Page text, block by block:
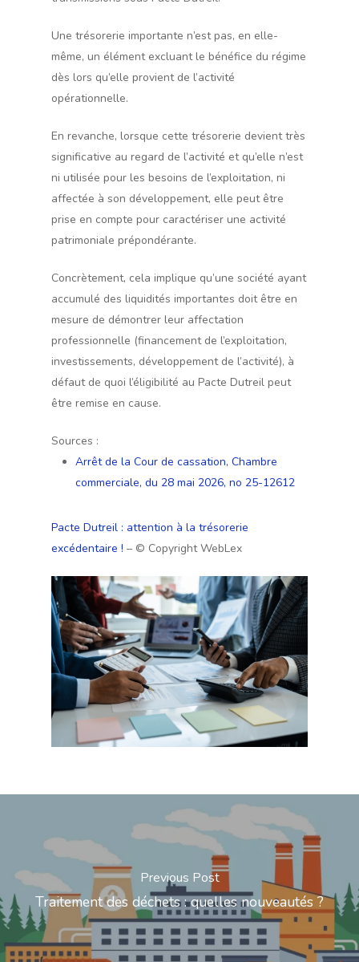
Une trésorerie importante n’est pas, en elle-
même, un élément excluant le bénéfice du régime
dès lors qu’elle provient de l’activité
opérationnelle.
En revanche, lorsque cette trésorerie devient très
significative au regard de l’activité et qu’elle n’est
ni utilisée pour les besoins de l’exploitation, ni
affectée à son développement, elle peut être
prise en compte pour caractériser une activité
patrimoniale prépondérante.
Concrètement, cela implique qu’une société ayant
accumulé des liquidités importantes doit être en
mesure de démontrer leur affectation
professionnelle (financement de l’exploitation,
investissements, développement de l’activité), à
défaut de quoi l’éligibilité au Pacte Dutreil peut
être remise en cause.
Sources :
Arrêt de la Cour de cassation, Chambre
commerciale, du 28 mai 2026, no 25-12612
Pacte Dutreil : attention à la trésorerie
excédentaire ! – © Copyright WebLex
Previous Post
Traitement des déchets : quelles nouveautés ?